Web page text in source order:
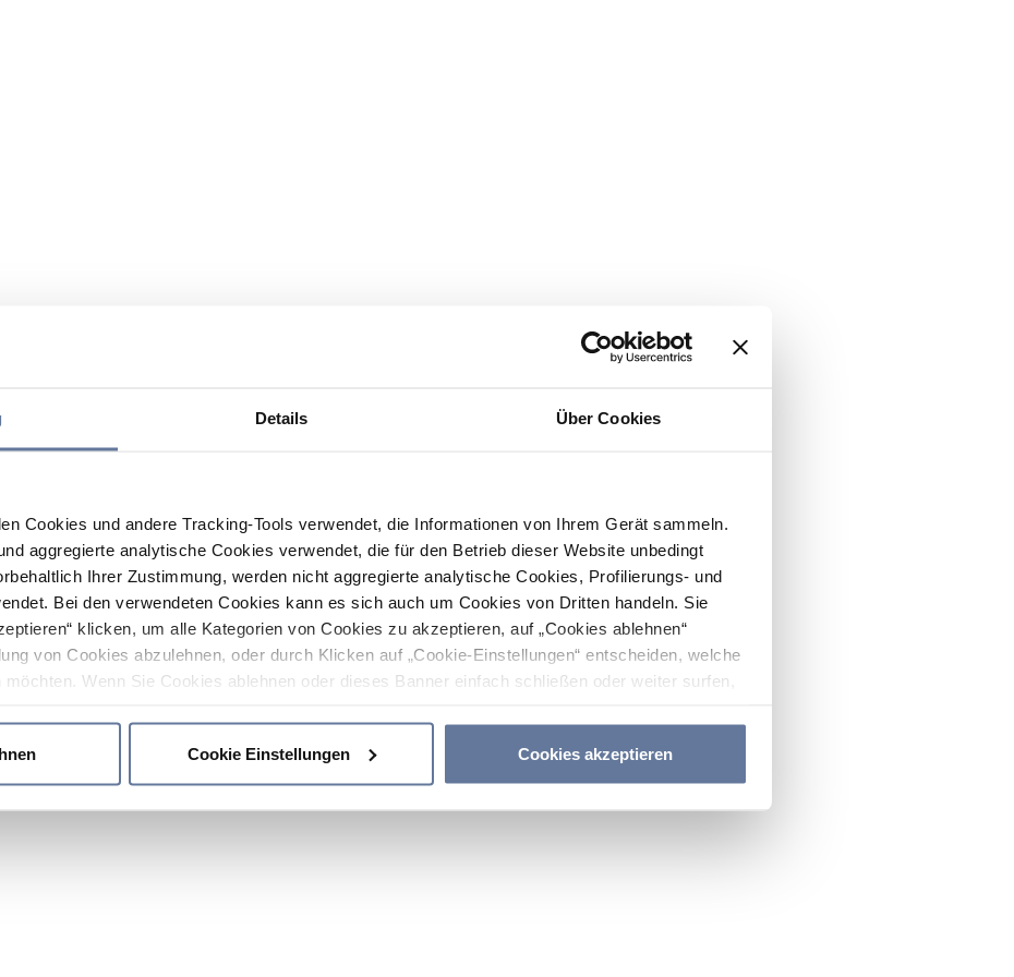
Details Über Cookies
Cookies und andere Tracking-Tools verwendet, die Informationen von Ihrem Gerät sammeln.
aggregierte analytische Cookies verwendet, die für den Betrieb dieser Website unbedingt
Ihrer Zustimmung, werden nicht aggregierte analytische Cookies, Profilierungs- und
Bei den verwendeten Cookies kann es sich auch um Cookies von Dritten handeln. Sie
klicken, um alle Kategorien von Cookies zu akzeptieren, auf „Cookies ablehnen“
von Cookies abzulehnen, oder durch Klicken auf „Cookie-Einstellungen“ entscheiden, welche
Wenn Sie Cookies ablehnen oder dieses Banner einfach schließen oder weiter surfen,
Cookie Einstellungen Cookies akzeptieren